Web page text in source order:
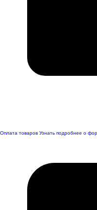
Оплата товаров Узнать подробнее о